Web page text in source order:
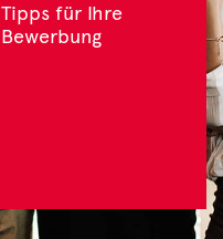
Tipps für Ihre
Bewerbung